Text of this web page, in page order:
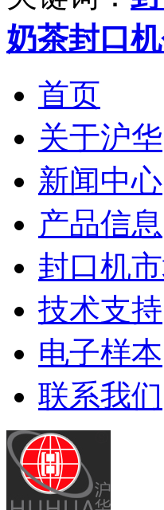
奶茶封口
首页
关于沪华
新闻中心
产品信息
封口机
技术支持
电子样本
联系我们